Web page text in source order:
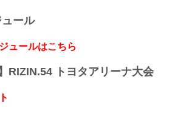
第6試合／細川一颯 vs. 宇佐美正パトリッ
12/18（水）更新
DECADE』第1部で実施を予定しておりま
したライアン・ガルシア vs. 安保瑠輝也
は、ライアン・ガルシアが練習中に手を
負傷しドクターストップとなったため、
ール
ュールはこちら
RIZIN.54 トヨタアリーナ大会